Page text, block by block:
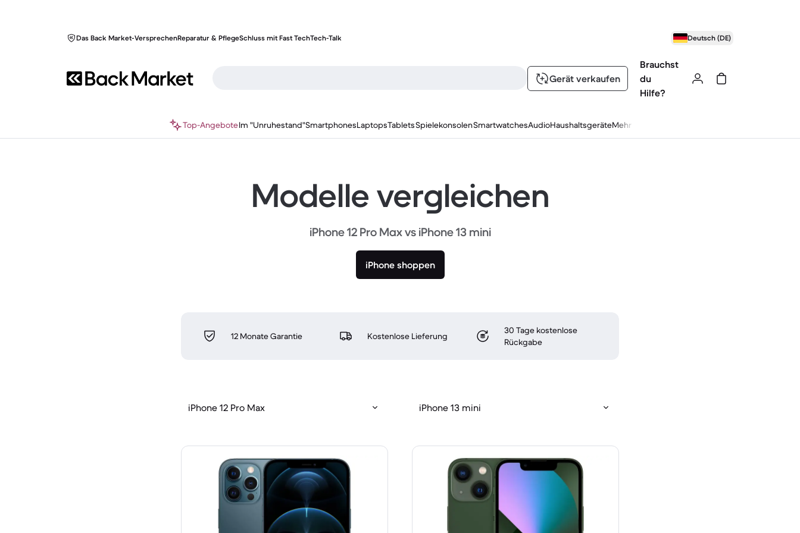
Das Back Market-VersprechenReparatur & PflegeSchluss mit Fast TechTech-Talk Deutsch (DE)
Gerät verkaufen
Brauchst
du
Hilfe?
Top-AngeboteIm "Unruhestand"SmartphonesLaptopsTabletsSpielekonsolenSmartwatchesAudioHaushaltsgeräteMehr
Modelle vergleichen
iPhone 12 Pro Max vs iPhone 13 mini
iPhone shoppen
12 Monate Garantie Kostenlose Lieferung
30 Tage kostenlose
Rückgabe
iPhone 12 Pro Max iPhone 13 mini